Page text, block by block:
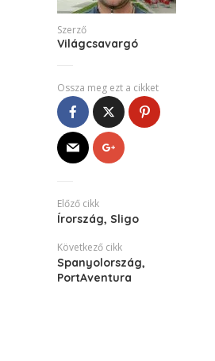
Szerző
Világcsavargó
Ossza meg ezt a cikket
Előző cikk
Írország, Sligo
Következő cikk
Spanyolország,
PortAventura